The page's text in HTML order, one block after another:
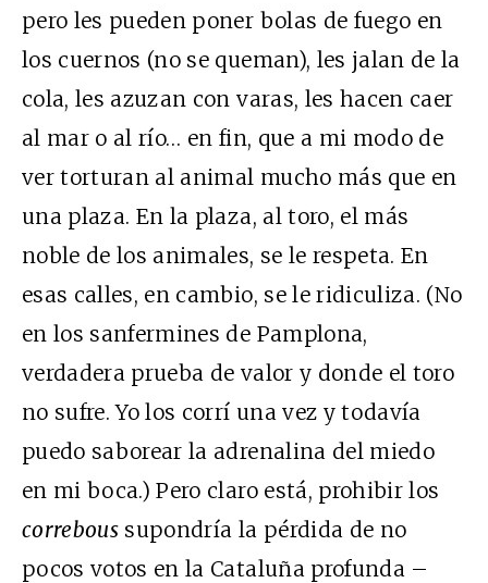
pero les pueden poner bolas de fuego en
los cuernos (no se queman), les jalan de la
cola, les azuzan con varas, les hacen caer
al mar o al río… en fin, que a mi modo de
ver torturan al animal mucho más que en
una plaza. En la plaza, al toro, el más
noble de los animales, se le respeta. En
esas calles, en cambio, se le ridiculiza. (No
en los sanfermines de Pamplona,
verdadera prueba de valor y donde el toro
no sufre. Yo los corrí una vez y todavía
puedo saborear la adrenalina del miedo
en mi boca.) Pero claro está, prohibir los
correbous supondría la pérdida de no
pocos votos en la Cataluña profunda –